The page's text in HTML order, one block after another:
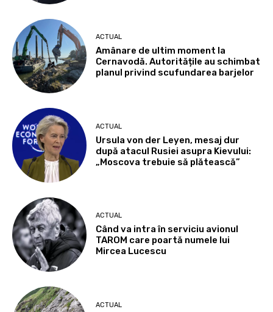
ACTUAL
Amânare de ultim moment la
Cernavodă. Autoritățile au schimbat
planul privind scufundarea barjelor
ACTUAL
Ursula von der Leyen, mesaj dur
după atacul Rusiei asupra Kievului:
„Moscova trebuie să plătească”
ACTUAL
Când va intra în serviciu avionul
TAROM care poartă numele lui
Mircea Lucescu
ACTUAL